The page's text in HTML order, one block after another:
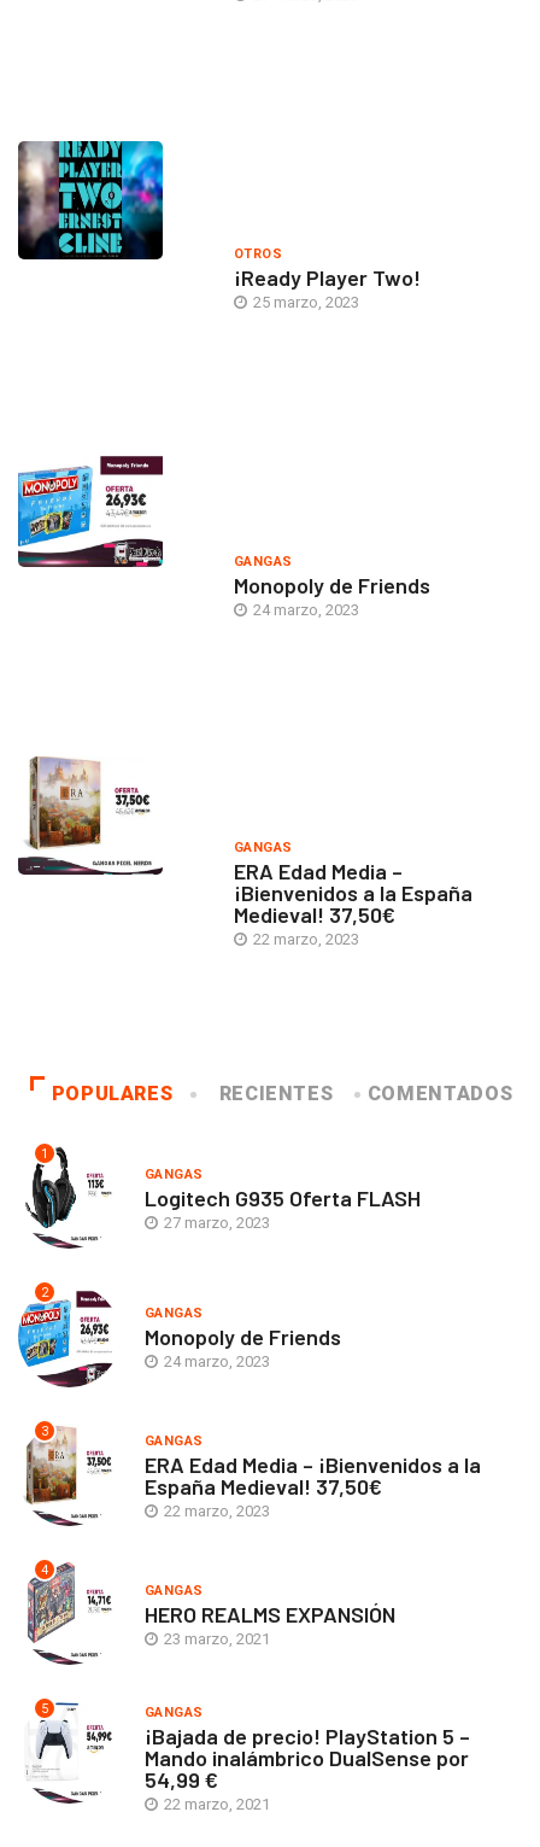
OTROS
¡Ready Player Two!
25 marzo, 2023
GANGAS
Monopoly de Friends
24 marzo, 2023
GANGAS
ERA Edad Media –
¡Bienvenidos a la España
Medieval! 37,50€
22 marzo, 2023
POPULARES RECIENTES COMENTADOS
1
GANGAS
Logitech G935 Oferta FLASH
27 marzo, 2023
2
GANGAS
Monopoly de Friends
24 marzo, 2023
3
GANGAS
ERA Edad Media – ¡Bienvenidos a la
España Medieval! 37,50€
22 marzo, 2023
4
GANGAS
HERO REALMS EXPANSIÓN
23 marzo, 2021
5 GANGAS
¡Bajada de precio! PlayStation 5 –
Mando inalámbrico DualSense por
54,99 €
22 marzo, 2021